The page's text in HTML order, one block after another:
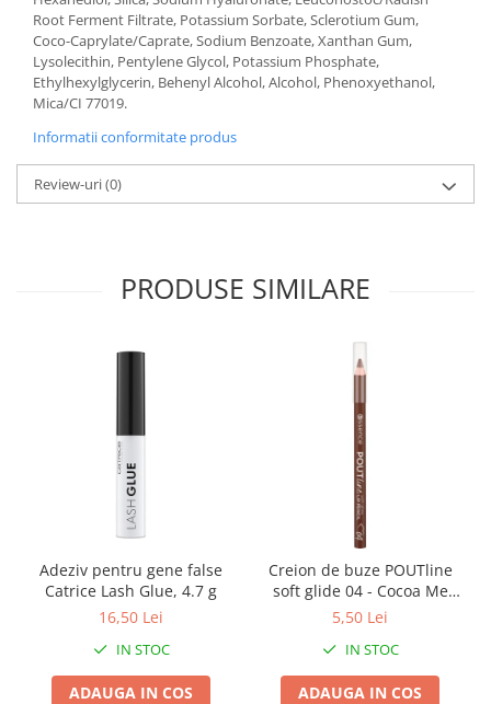
Root Ferment Filtrate, Potassium Sorbate, Sclerotium Gum,
Coco-Caprylate/Caprate, Sodium Benzoate, Xanthan Gum,
Lysolecithin, Pentylene Glycol, Potassium Phosphate,
Ethylhexylglycerin, Behenyl Alcohol, Alcohol, Phenoxyethanol,
Mica/CI 77019.
Informatii conformitate produs
Review-uri(0)
PRODUSE SIMILARE
Adeziv pentru gene false
Catrice Lash Glue, 4.7 g
16,50 Lei
IN STOC
ADAUGA IN COS
Creion de buze POUTline
soft glide 04 - Cocoa Me
Crazy, essence
5,50 Lei
IN STOC
ADAUGA IN COS